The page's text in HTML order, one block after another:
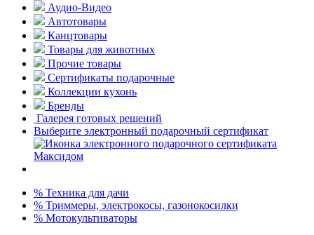
Аудио-Видео
Автотовары
Канцтовары
Товары для животных
Прочие товары
Сертификаты подарочные
Коллекции кухонь
Бренды
Галерея готовых решений
Выберите электронный подарочный сертификат
% Техника для дачи
% Триммеры, электрокосы, газонокосилки
% Мотокультиваторы